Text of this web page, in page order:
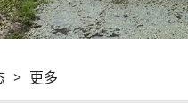
> 更多